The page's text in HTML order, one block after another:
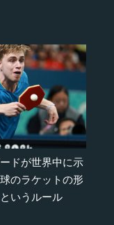
ドが世界中に示
のラケットの形
いうルール